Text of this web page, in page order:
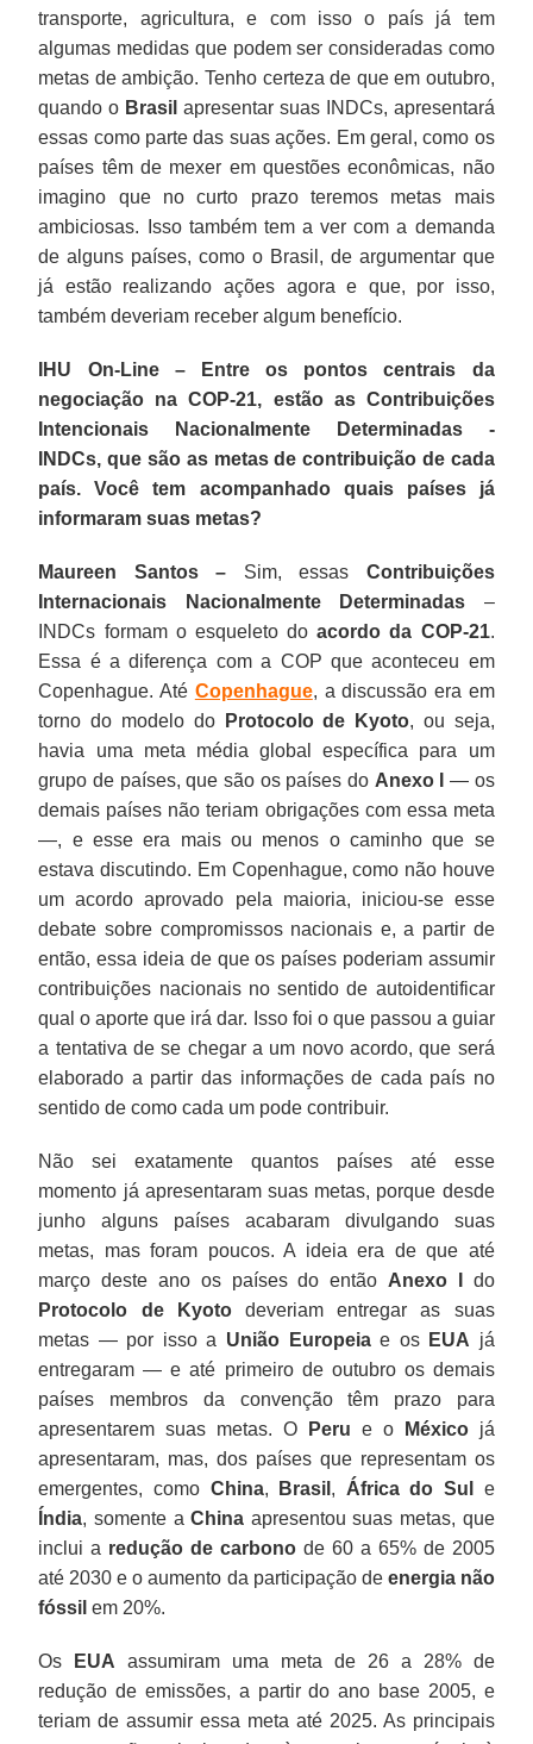
transporte, agricultura, e com isso o país já tem
algumas medidas que podem ser consideradas como
metas de ambição. Tenho certeza de que em outubro,
quando o Brasil apresentar suas INDCs, apresentará
essas como parte das suas ações. Em geral, como os
países têm de mexer em questões econômicas, não
imagino que no curto prazo teremos metas mais
ambiciosas. Isso também tem a ver com a demanda
de alguns países, como o Brasil, de argumentar que
já estão realizando ações agora e que, por isso,
também deveriam receber algum benefício.
IHU On-Line – Entre os pontos centrais da
negociação na COP-21, estão as Contribuições
Intencionais Nacionalmente Determinadas -
INDCs, que são as metas de contribuição de cada
país. Você tem acompanhado quais países já
informaram suas metas?
Maureen Santos – Sim, essas Contribuições
Internacionais Nacionalmente Determinadas –
INDCs formam o esqueleto doacordo da COP-21.
Essa é a diferença com a COP que aconteceu em
Copenhague. Até Copenhague, a discussão era em
torno do modelo do
Protocolo de Kyoto, ou seja,
havia uma meta média global específica para um
grupo de países, que são os países do Anexo I
— os
demais países não teriam obrigações com essa meta
—, e esse era mais ou menos o caminho que se
estava discutindo. Em Copenhague, como não houve
um acordo aprovado pela maioria, iniciou-se esse
debate sobre compromissos nacionais e, a partir de
então, essa ideia de que os países poderiam assumir
contribuições nacionais no sentido de autoidentificar
qual o aporte que irá dar. Isso foi o que passou a guiar
a tentativa de se chegar a um novo acordo, que será
elaborado a partir das informações de cada país no
sentido de como cada um pode contribuir.
Não sei exatamente quantos países até esse
momento já apresentaram suas metas, porque desde
junho alguns países acabaram divulgando suas
metas, mas foram poucos. A ideia era de que até
março deste ano os países do então Anexo I
do
Protocolo de
Kyotodeveriam entregar as suas
metas — por isso a União Europeiae os EUA já
entregaram — e até primeiro de outubro os demais
países membros da convenção têm prazo para
apresentarem suas metas. O
Peru e o Méxicojá
apresentaram, mas, dos países que representam os
emergentes, como China, Brasil , África do Sul
e
Índia, somente aChina apresentou suas metas, que
inclui a redução de carbono de 60 a 65% de 2005
até 2030 e o aumento da participação de energia não
fóssil em 20%.
Os EUA assumiram uma meta de 26 a 28% de
redução de emissões, a partir do ano base 2005, e
teriam de assumir essa meta até 2025. As principais